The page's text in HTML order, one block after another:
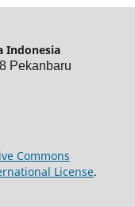
Indonesia
Pekanbaru
Commons
License.